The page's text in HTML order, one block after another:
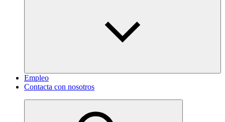
Empleo
Contacta con nosotros